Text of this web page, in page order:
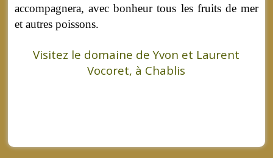
accompagnera, avec bonheur tous les fruits de mer
et autres poissons.
Visitez le domaine de Yvon et Laurent
Vocoret, à Chablis